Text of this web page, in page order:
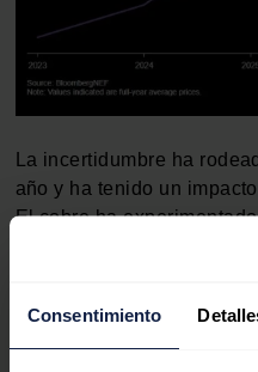
Consentimiento
La incertidumbre ha
año y ha tenido un
El cobre ha
2023, impulsado por la
EEUU. El precio medio